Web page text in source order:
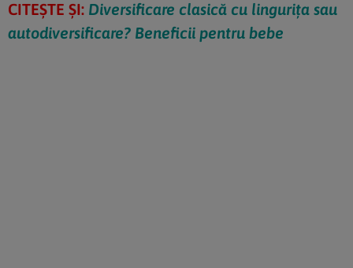
CITEȘTE ȘI: Diversificare clasică cu lingurița sau
autodiversificare? Beneficii pentru bebe